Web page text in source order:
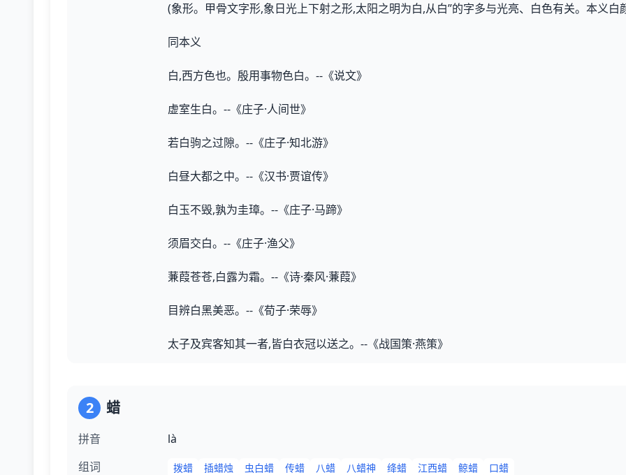
(象形。甲骨文字形,象日光上下射之形,太阳之明为白,从白”的字多与光亮、白色有关。本义白
同本义
白,西方色也。殷用事物色白。--《说文》
虚室生白。--《庄子·人间世》
若白驹之过隙。--《庄子·知北游》
白昼大都之中。--《汉书·贾谊传》
白玉不毁,孰为圭璋。--《庄子·马蹄》
须眉交白。--《庄子·渔父》
蒹葭苍苍,白露为霜。--《诗·秦风·蒹葭》
目辨白黑美恶。--《荀子·荣辱》
太子及宾客知其一者,皆白衣冠以送之。--《战国策·燕策》
2 蜡
拼音
là
组词
拨蜡 插蜡烛 虫白蜡 传蜡 八蜡 八蜡神 绛蜡 江西蜡 鲸蜡 口蜡